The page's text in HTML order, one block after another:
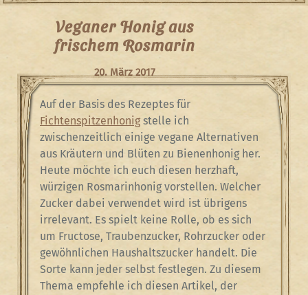
Veganer Honig aus
frischem Rosmarin
20. März 2017
Auf der Basis des Rezeptes für
Fichtenspitzenhonigstelle ich
zwischenzeitlich einige vegane Alternativen
aus Kräutern und Blüten zu Bienenhonig her.
Heute möchte ich euch diesen herzhaft,
würzigen Rosmarinhonig vorstellen. Welcher
Zucker dabei verwendet wird ist übrigens
irrelevant. Es spielt keine Rolle, ob es sich
um Fructose, Traubenzucker, Rohrzucker oder
gewöhnlichen Haushaltszucker handelt. Die
Sorte kann jeder selbst festlegen. Zu diesem
Thema empfehle ich diesen Artikel, der